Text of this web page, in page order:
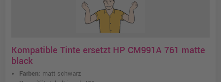
Kompatible Tinte ersetzt HP CM991A 761 matte
black
Farben: matt schwarz